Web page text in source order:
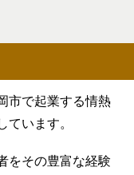
市で起業する情熱
ています。
をその豊富な経験